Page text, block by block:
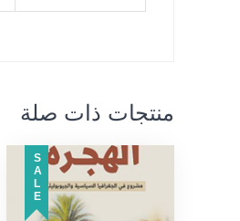
منتجات ذات صلة
SALE